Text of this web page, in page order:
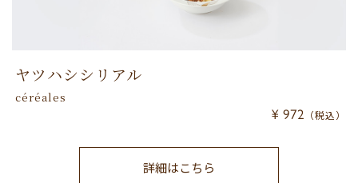
ヤツハシシリアル
céréales
¥ 972 （税込）
詳細はこちら